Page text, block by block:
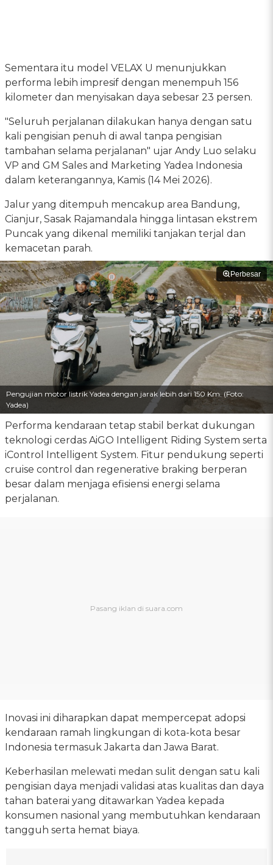
Sementara itu model VELAX U menunjukkan
performa lebih impresif dengan menempuh 156
kilometer dan menyisakan daya sebesar 23 persen.
"Seluruh perjalanan dilakukan hanya dengan satu
kali pengisian penuh di awal tanpa pengisian
tambahan selama perjalanan" ujar Andy Luo selaku
VP and GM Sales and Marketing Yadea Indonesia
dalam keterangannya, Kamis (14 Mei 2026).
Jalur yang ditempuh mencakup area Bandung,
Cianjur, Sasak Rajamandala hingga lintasan ekstrem
Puncak yang dikenal memiliki tanjakan terjal dan
kemacetan parah.
Perbesar
Pengujian motor listrik Yadea dengan jarak lebih dari 150 Km. (Foto:
Yadea)
Performa kendaraan tetap stabil berkat dukungan
teknologi cerdas AiGO Intelligent Riding System serta
iControl Intelligent System. Fitur pendukung seperti
cruise control dan regenerative braking berperan
besar dalam menjaga efisiensi energi selama
perjalanan.
Inovasi ini diharapkan dapat mempercepat adopsi
kendaraan ramah lingkungan di kota-kota besar
Indonesia termasuk Jakarta dan Jawa Barat.
Keberhasilan melewati medan sulit dengan satu kali
pengisian daya menjadi validasi atas kualitas dan daya
tahan baterai yang ditawarkan Yadea kepada
konsumen nasional yang membutuhkan kendaraan
tangguh serta hemat biaya.